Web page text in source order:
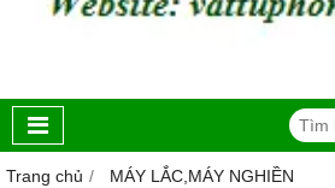
Trang chủ
MÁY LẮC,MÁY NGHIỀN